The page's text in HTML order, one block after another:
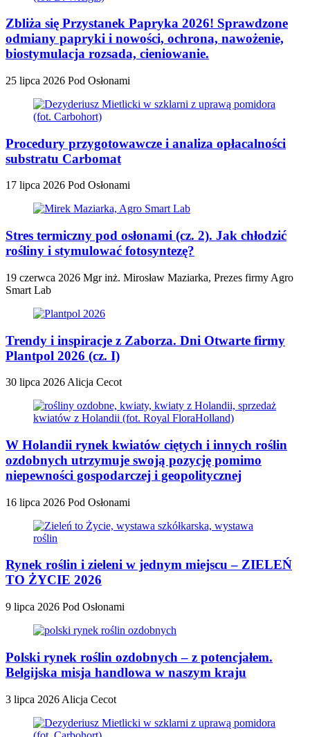
Zbliża się Przystanek Papryka 2026! Sprawdzone
odmiany papryki i nowości, ochrona, nawożenie,
biostymulacja rozsada, cieniowanie.
25 lipca 2026 Pod Osłonami
Procedury przygotowawcze i analiza opłacalności
substratu Carbomat
17 lipca 2026 Pod Osłonami
Stres termiczny pod osłonami (cz. 2). Jak chłodzić
rośliny i stymulować fotosyntezę?
19 czerwca 2026 Mgr inż. Mirosław Maziarka, Prezes firmy Agro
Smart Lab
Trendy i inspiracje z Zaborza. Dni Otwarte firmy
Plantpol 2026 (cz. I)
30 lipca 2026 Alicja Cecot
W Holandii rynek kwiatów ciętych i innych roślin
ozdobnych utrzymuje swoją pozycję pomimo
niepewności gospodarczej i geopolitycznej
16 lipca 2026 Pod Osłonami
Rynek roślin i zieleni w jednym miejscu – ZIELEŃ
TO ŻYCIE 2026
9 lipca 2026 Pod Osłonami
Polski rynek roślin ozdobnych – z potencjałem.
Belgijska misja handlowa w naszym kraju
3 lipca 2026 Alicja Cecot